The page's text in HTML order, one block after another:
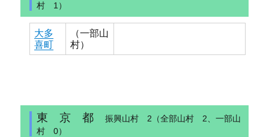
村 1）
大多
喜町
（一部山
村）
東 京 都振興山村 2（全部山村 2、一部山
村 0）